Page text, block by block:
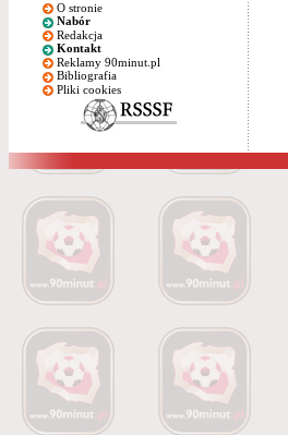
O stronie
Nabór
Redakcja
Kontakt
Reklamy 90minut.pl
Bibliografia
Pliki cookies